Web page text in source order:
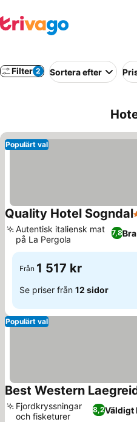
Filter 2 Sortera efter
Populärt val
Quality Hotel Sogndal
7,8Bra
Autentisk italiensk mat
på La Pergola
Från 1 517 kr
Se priser från 12 sidor
Populärt val
Best Western
8,2Väldigt
Fjordkryssningar
och fisketurer